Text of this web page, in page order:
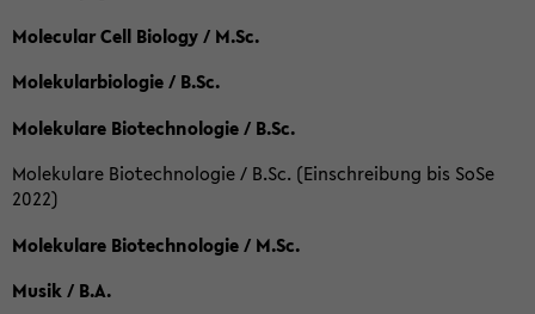
Molecular Cell Biology / M.Sc.
Molekularbiologie / B.Sc.
Molekulare Biotechnologie / B.Sc.
Molekulare Biotechnologie / B.Sc. (Einschreibung bis SoSe
2022)
Molekulare Biotechnologie / M.Sc.
Musik / B.A.